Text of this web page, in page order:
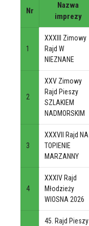
Nr
Nazwa
imprezy
1
XXXIII Zimowy
Rajd W
NIEZNANE
2
XXV Zimowy
Rajd Pieszy
SZLAKIEM
NADMORSKIM
3
XXXVII Rajd NA
TOPIENIE
MARZANNY
4
XXXIV Rajd
Młodzieży
WIOSNA 2026
45. Rajd Pieszy